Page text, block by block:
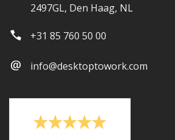
2497GL, Den Haag, NL
+31 85 760 50 00
info@desktoptowork.com